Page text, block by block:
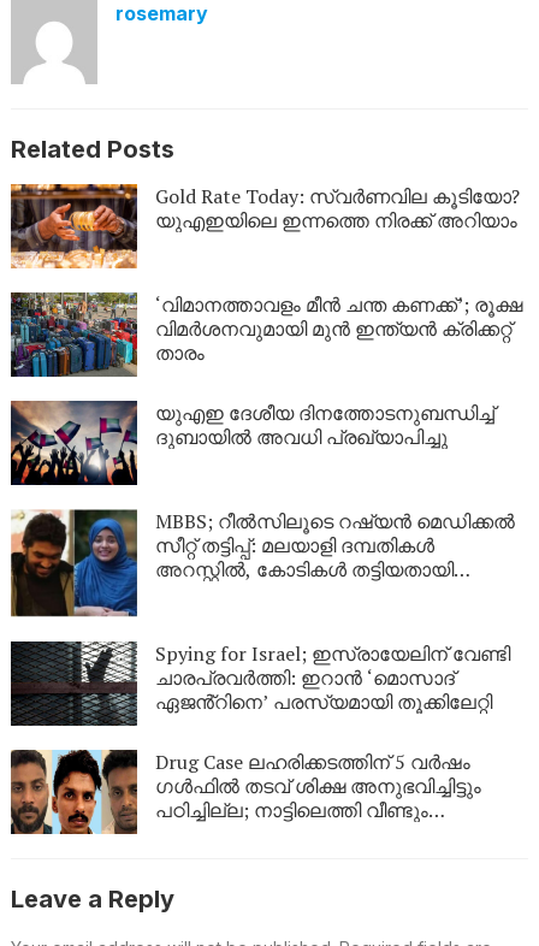
rosemary
Related Posts
Gold Rate Today: സ്വര്‍ണവില കൂടിയോ?
യുഎഇയിലെ ഇന്നത്തെ നിരക്ക് അറിയാം
‘വിമാനത്താവളം മീന്‍ ചന്ത കണക്ക്’; രൂക്ഷ
വിമര്‍ശനവുമായി മുന്‍ ഇന്ത്യന്‍ ക്രിക്കറ്റ്
താരം
യുഎഇ ദേശീയ ദിനത്തോടനുബന്ധിച്ച്
ദുബായിൽ അവധി പ്രഖ്യാപിച്ചു
MBBS; റീൽസിലൂടെ റഷ്യൻ മെഡിക്കൽ
സീറ്റ് തട്ടിപ്പ്: മലയാളി ദമ്പതികൾ
അറസ്റ്റിൽ, കോടികൾ തട്ടിയതായി
Spying for Israel; ഇസ്രായേലിന് വേണ്ടി
ചാരപ്രവർത്തി: ഇറാൻ ‘മൊസാദ്
ഏജൻ്റിനെ’ പരസ്യമായി തൂക്കിലേറ്റി
Drug Case ലഹരിക്കടത്തിന് 5 വർഷം
ഗൾഫിൽ തടവ് ശിക്ഷ അനുഭവിച്ചിട്ടും
പഠിച്ചില്ല; നാട്ടിലെത്തി വീണ്ടും
Leave a Reply